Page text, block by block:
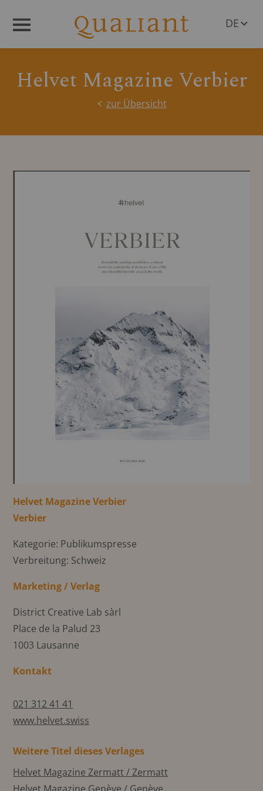
DE
Helvet Magazine Verbier
zur Übersicht
Helvet Magazine Verbier
Verbier
Kategorie: Publikumspresse
Verbreitung: Schweiz
Marketing / Verlag
District Creative Lab sàrl
Place de la Palud 23
1003 Lausanne
Kontakt
021 312 41 41
www.helvet.swiss
Weitere Titel dieses Verlages
Helvet Magazine Zermatt / Zermatt